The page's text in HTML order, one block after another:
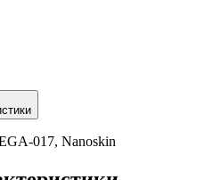
017, Nanoskin